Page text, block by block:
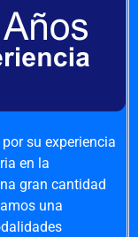
su experiencia
en la
gran cantidad
una